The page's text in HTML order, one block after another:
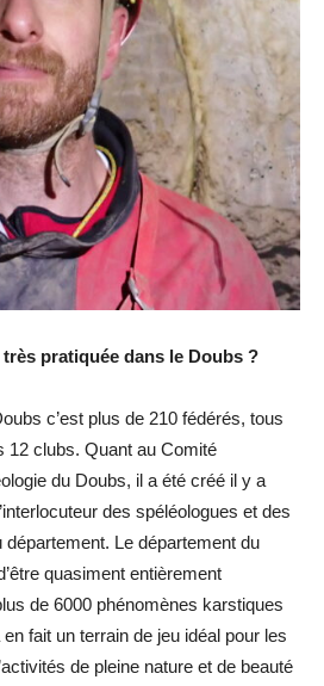
pratiquée dans le Doubs ?
c’est plus de 210 fédérés, tous
12 clubs. Quant au Comité
du Doubs, il a été créé il y a
des spéléologues et des
Le département du
quasiment entièrement
de 6000 phénomènes karstiques
fait un terrain de jeu idéal pour les
de pleine nature et de beauté